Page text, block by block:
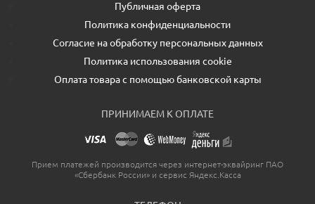
Публичная оферта
Политика конфиденциальности
Согласие на обработку персональных данных
Политика использования cookie
Оплата товара с помощью банковской карты
ПРИНИМАЕМ К ОПЛАТЕ
Прием платежей производится через интернет-эквайринг ПАО
«Сбербанк России» и сервис Яндекс.Касса